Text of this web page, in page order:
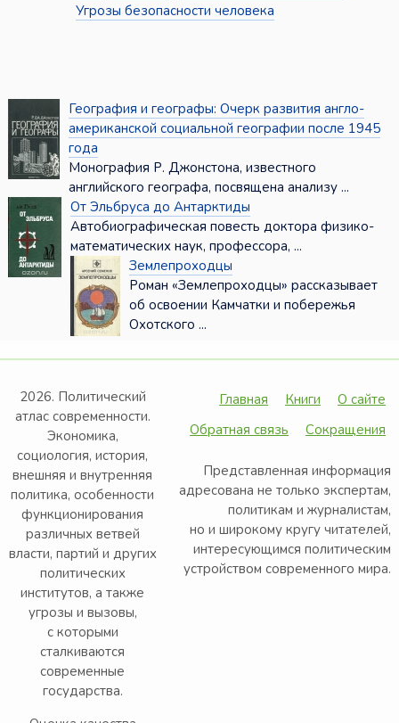
Угрозы безопасности человека
География и географы: Очерк развития англо-
американской социальной географии после 1945
года
Монография Р. Джонстона, известного
английского географа, посвящена анализу ...
От Эльбруса до Антарктиды
Автобиографическая повесть доктора физико-
математических наук, профессора, ...
Землепроходцы
Роман «Землепроходцы» рассказывает
об освоении Камчатки и побережья
Охотского ...
2026. Политический
атлас современности.
Экономика,
социология, история,
внешняя и внутренняя
политика, особенности
функционирования
различных ветвей
власти, партий и других
политических
институтов, а также
угрозы и вызовы,
с которыми
сталкиваются
современные
государства.
Главная Книги
О сайте
Обратная связь
Сокращения
Представленная информация
адресована не только экспертам,
политикам и журналистам,
но и широкому кругу читателей,
интересующимся политическим
устройством современного мира.